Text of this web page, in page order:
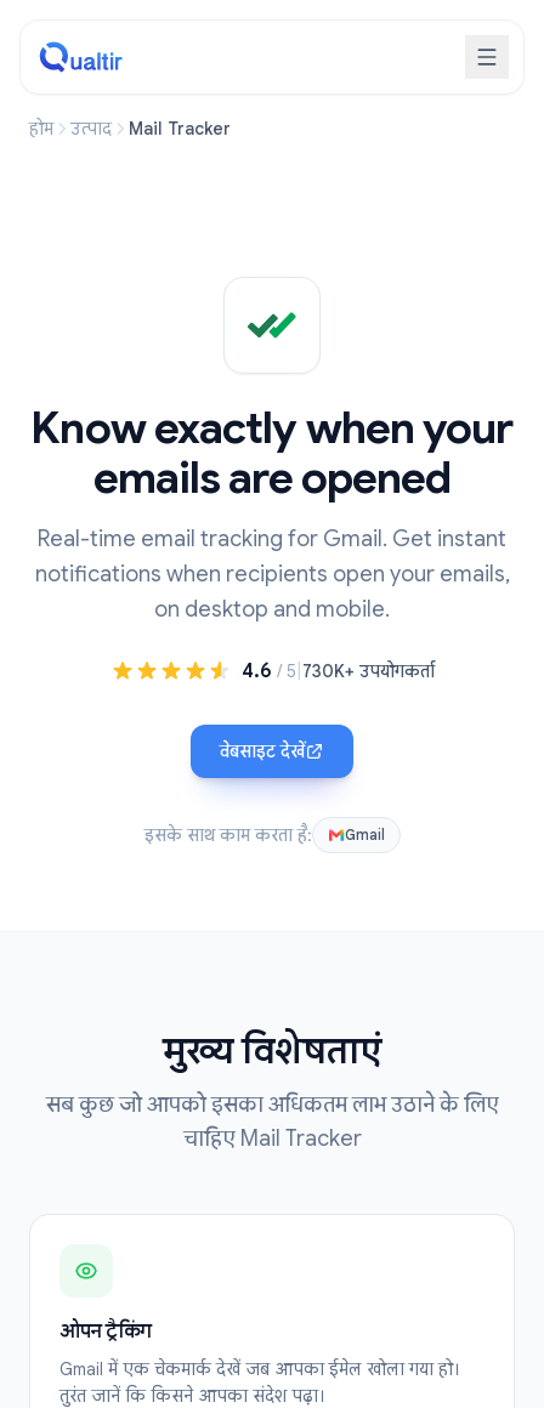
होम उत्पाद Mail Tracker
Know exactly when your
emails are opened
Real-time email tracking for Gmail. Get instant
notifications when recipients open your emails,
on desktop and mobile.
4.6 / 5 730K+ उपयोगकर्ता
वेबसाइट देखें
इसके साथ काम करता है: Gmail
मुख्य विशेषताएं
सब कुछ जो आपको इसका अधिकतम लाभ उठाने के लिए
चाहिए Mail Tracker
ओपन ट्रैकिंग
Gmail में एक चेकमार्क देखें जब आपका ईमेल खोला गया हो।
तुरंत जानें कि किसने आपका संदेश पढ़ा।